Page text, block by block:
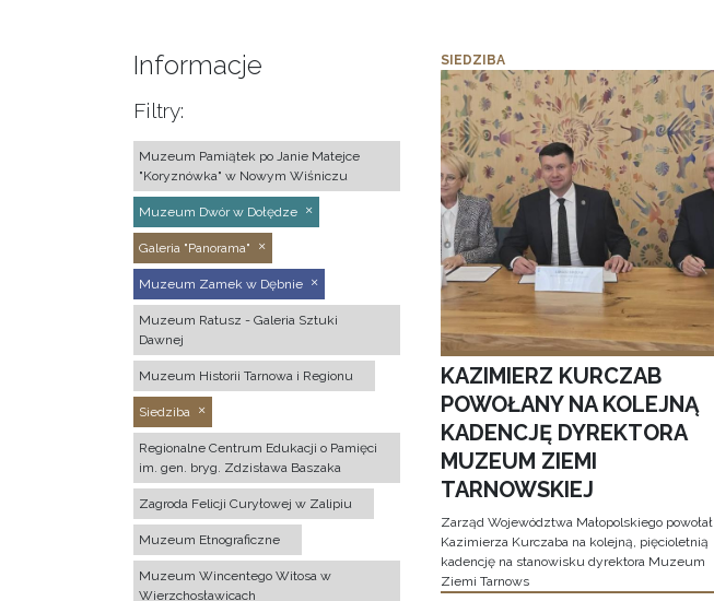
Informacje
Filtry:
Muzeum Pamiątek po Janie Matejce
"Koryznówka" w Nowym Wiśniczu
Muzeum Dwór w Dołędze
Galeria "Panorama"
Muzeum Zamek w Dębnie
Muzeum Ratusz - Galeria Sztuki
Dawnej
Muzeum Historii Tarnowa i Regionu
Siedziba
Regionalne Centrum Edukacji o Pamięci
im. gen. bryg. Zdzisława Baszaka
Zagroda Felicji Curyłowej w Zalipiu
Muzeum Etnograficzne
Muzeum Wincentego Witosa w
Wierzchosławicach
SIEDZIBA
KAZIMIERZ KURCZAB
POWOŁANY NA KOLEJNĄ
KADENCJĘ DYREKTORA
MUZEUM ZIEMI
TARNOWSKIEJ
Zarząd Województwa Małopolskiego powołał
Kazimierza Kurczaba na kolejną, pięcioletnią
kadencję na stanowisku dyrektora Muzeum
Ziemi Tarnows